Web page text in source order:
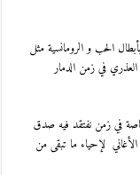
الحب و الرومانسية مثل
في زمن الدمار
في زمن نفتقد فيه صدق
الأغاني لإحياء ما تبقى من